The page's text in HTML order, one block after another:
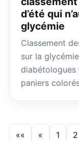
d’été qui
glycémie
Classement
sur la
paniers
«« « 1 2